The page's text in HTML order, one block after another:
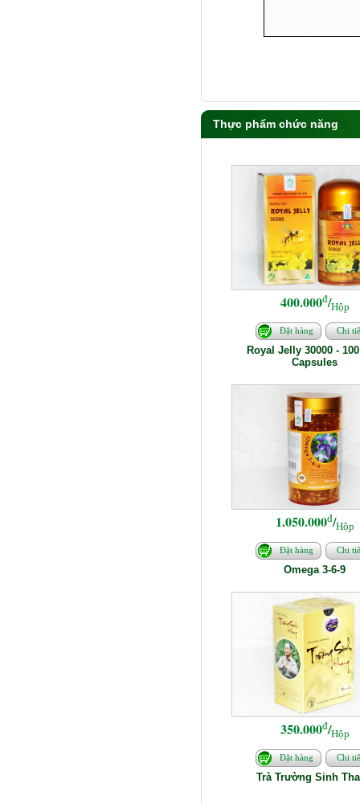
Thực phẩm chức năng
400.000đ/Hộp
Đặt hàng Chi
Royal Jelly 30000 -
Capsules
1.050.000đ/Hộp
Đặt hàng Chi
Omega 3-6-9
350.000đ/Hộp
Đặt hàng Chi
Trà Trường Sinh